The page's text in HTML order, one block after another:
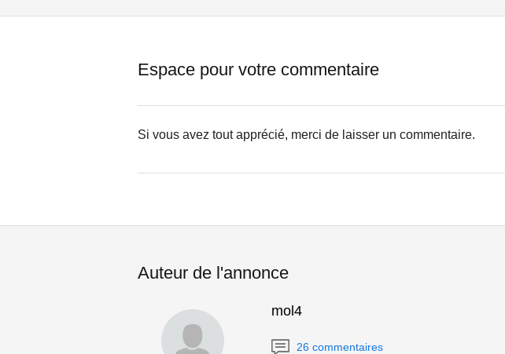
Espace pour votre commentaire
Si vous avez tout apprécié, merci de laisser un commentaire.
Auteur de l'annonce
mol4
26 commentaires